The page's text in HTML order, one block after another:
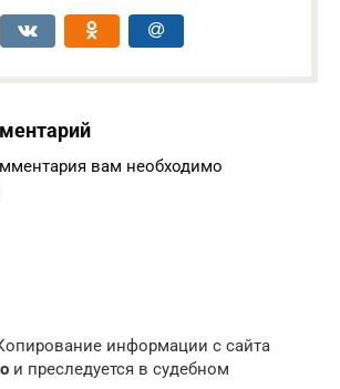
вам необходимо
информации с сайта
и преследуется в судебном